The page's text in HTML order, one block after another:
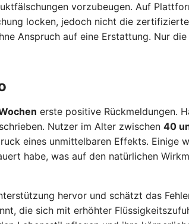
vorzubeugen. Auf
locken, jedoch nicht die
Anspruch auf eine Erstattung. Nur
erste positive Rückmeldungen.
Nutzer im Alter zwischen 40
eines unmittelbaren Effekts. Einige
habe, was auf den natürlichen
hervor und schätzt das
die sich mit erhöhter